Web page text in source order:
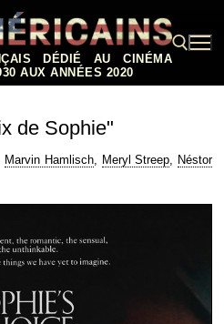
DÉDIÉ AU CINÉMA
AUX ANNÉES 2020
de Sophie"
Marvin Hamlisch, Meryl Streep, Néstor